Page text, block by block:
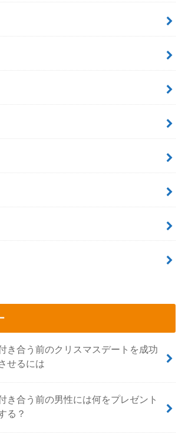
き合う前のクリスマスデートを成功
せるには
き合う前の男性には何をプレゼント
る？